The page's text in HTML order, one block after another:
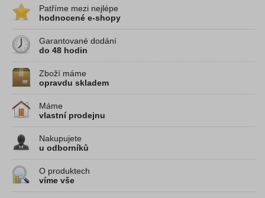
12 144 Kč
15 hodnocení
Candy s tepelným čerpadlem na 7 kg prádla s
hloubkou pouhých 46,5 cm. Technologi...
Detail produktu
T...
Patříme mezi nejlépe
hodnocené e-shopy
Garantované dodání
do 48 hodin
Zboží máme
opravdu skladem
Máme
vlastní prodejnu
Nakupujete
u odborníků
O produktech
víme vše